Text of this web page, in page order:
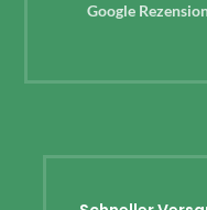
Google